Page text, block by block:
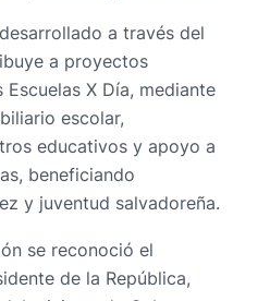
a través del
a proyectos
X Día, mediante
escolar,
educativos y apoyo a
beneficiando
y juventud salvadoreña.
se reconoció el
de la República,